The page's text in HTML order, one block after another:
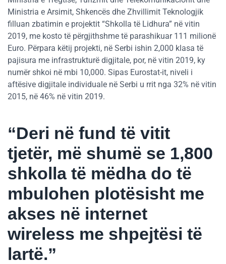
Ministria e Arsimit, Shkencës dhe Zhvillimit Teknologjik
filluan zbatimin e projektit “Shkolla të Lidhura” në vitin
2019, me kosto të përgjithshme të parashikuar 111 milionë
Euro. Përpara këtij projekti, në Serbi ishin 2,000 klasa të
pajisura me infrastrukturë digjitale, por, në vitin 2019, ky
numër shkoi në mbi 10,000. Sipas Eurostat-it, niveli i
aftësive digjitale individuale në Serbi u rrit nga 32% në vitin
2015, në 46% në vitin 2019.
“Deri në fund të vitit
tjetër, më shumë se 1,800
shkolla të mëdha do të
mbulohen plotësisht me
akses në internet
wireless me shpejtësi të
lartë.”